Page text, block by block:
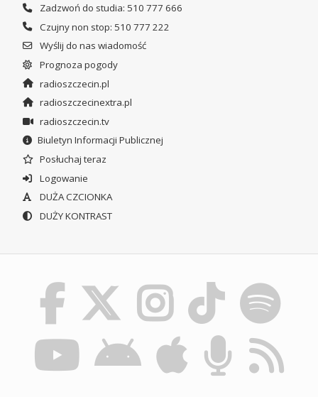
Zadzwoń do studia: 510 777 666
Czujny non stop: 510 777 222
Wyślij do nas wiadomość
Prognoza pogody
radioszczecin.pl
radioszczecinextra.pl
radioszczecin.tv
Biuletyn Informacji Publicznej
Posłuchaj teraz
Logowanie
DUŻA CZCIONKA
DUŻY KONTRAST